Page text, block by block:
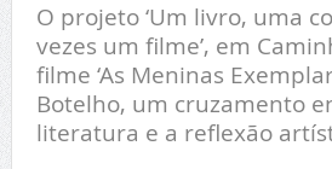
O projeto ‘Um livro, uma
vezes um filme’, em
filme ‘As Meninas
Botelho, um cruzamento
literatura e a reflexão